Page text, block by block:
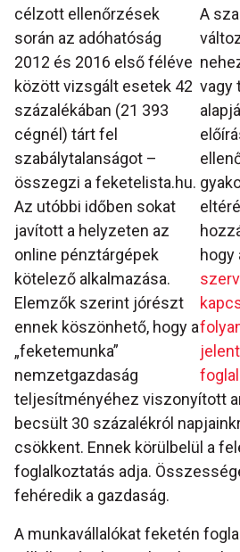
A
vagy
hogy
célzott ellenőrzések
során az adóhatóság
2012 és 2016 első féléve
között vizsgált esetek 42
százalékában (21 393
cégnél) tárt fel
szabálytalanságot –
összegzi a feketelista.hu.
Az utóbbi időben sokat
javított a helyzeten az
online pénztárgépek
kötelező alkalmazása.
Elemzők szerint jórészt
ennek köszönhető, hogy a
„feketemunka”
nemzetgazdaság
teljesítményéhez viszonyított
becsült 30 százalékról
csökkent. Ennek körülbelül a
foglalkoztatás adja.
fehéredik a gazdaság.
A munkavállalókat feketén